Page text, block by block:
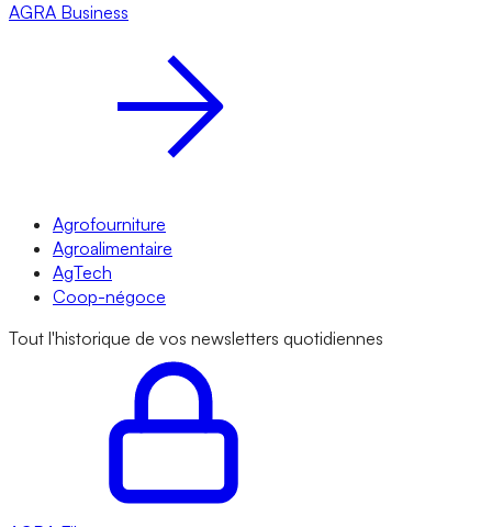
AGRA Business
Agrofourniture
Agroalimentaire
AgTech
Coop-négoce
Tout l'historique de vos newsletters quotidiennes